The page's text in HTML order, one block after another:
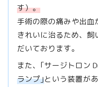
す）。
手術の際の痛みや出
きれいに治るため、
だいております。
また、｢サージトロン
ランプ｣という装置が